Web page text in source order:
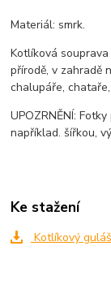
Materiál: smrk.
Kotlíková
přírodě, v zahradě
chalupáře,
UPOZRNĚNÍ:
například. šířkou,
Ke stažení
Kotlíkový